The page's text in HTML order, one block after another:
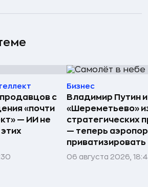
с
«почти
— ИИ не
Бизнес
Владимир Путин
«Шереметьево»
стратегических
— теперь
приватизировать
06 августа 2026,